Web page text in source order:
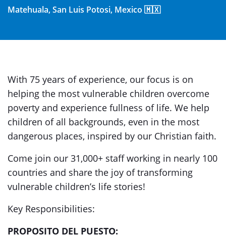
Matehuala, San Luis Potosi, Mexico 🇲🇽
With 75 years of experience, our focus is on
helping the most vulnerable children overcome
poverty and experience fullness of life. We help
children of all backgrounds, even in the most
dangerous places, inspired by our Christian faith.
Come join our 31,000+ staff working in nearly 100
countries and share the joy of transforming
vulnerable children’s life stories!
Key Responsibilities:
PROPOSITO DEL PUESTO: